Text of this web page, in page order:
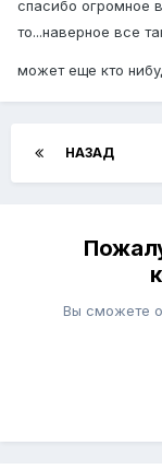
спасибо огромное
то...наверное все
может еще кто
НАЗАД
Вы сможете